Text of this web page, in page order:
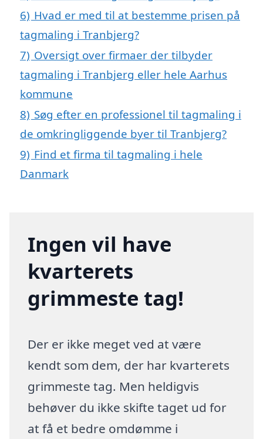
6) Hvad er med til at bestemme prisen på
tagmaling i Tranbjerg?
7) Oversigt over firmaer der tilbyder
tagmaling i Tranbjerg eller hele Aarhus
kommune
8) Søg efter en professionel til tagmaling i
de omkringliggende byer til Tranbjerg?
9) Find et firma til tagmaling i hele
Danmark
Ingen vil have
kvarterets
grimmeste tag!
Der er ikke meget ved at være
kendt som dem, der har kvarterets
grimmeste tag. Men heldigvis
behøver du ikke skifte taget ud for
at få et bedre omdømme i